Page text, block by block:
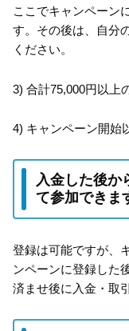
ここでキャンペーン
す。その後は、自分
ください。
3) 合計75,000円以上
4) キャンペーン開始
入金した後か
て参加できま
登録は可能ですが、
ンペーンに登録した
済ませ後に入金・取